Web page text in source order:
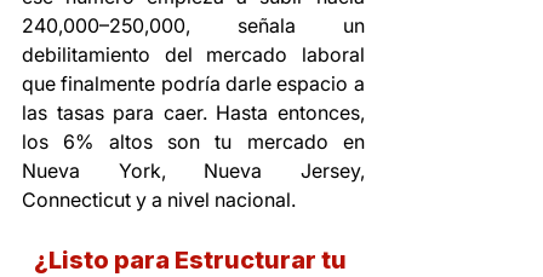
240,000–250,000, señala un
debilitamiento del mercado laboral
que finalmente podría darle espacio a
las tasas para caer. Hasta entonces,
los 6% altos son tu mercado en
Nueva York, Nueva Jersey,
Connecticut y a nivel nacional.
¿Listo para Estructurar tu